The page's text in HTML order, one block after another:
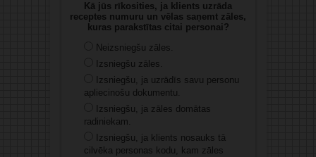
Kā jūs rīkosities, ja klients uzrāda
receptes numuru un vēlas saņemt zāles,
kuras parakstītas citai personai?
Neizsniegšu zāles.
Izsniegšu zāles.
Izsniegšu, ja uzrādīs savu personu
apliecinošu dokumentu.
Izsniegšu, ja zāles domātas
radiniekam.
Izsniegšu, ja klients nosauks tā
cilvēka personas kodu, kam zāles